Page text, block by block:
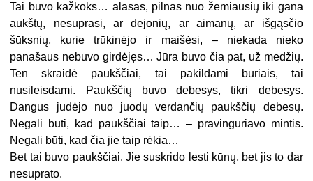
Tai buvo kažkoks… alasas, pilnas nuo žemiausių iki gana
aukštų, nesuprasi, ar dejonių, ar aimanų, ar išgąsčio
šūksnių, kurie trūkinėjo ir maišėsi, – niekada nieko
panašaus nebuvo girdėjęs… Jūra buvo čia pat, už medžių.
Ten skraidė paukščiai, tai pakildami būriais, tai
nusileisdami. Paukščių buvo debesys, tikri debesys.
Dangus judėjo nuo juodų verdančių paukščių debesų.
Negali būti, kad paukščiai taip… – pravinguriavo mintis.
Negali būti, kad čia jie taip rėkia…
Bet tai buvo paukščiai. Jie suskrido lesti kūnų, bet jis to dar
nesuprato.